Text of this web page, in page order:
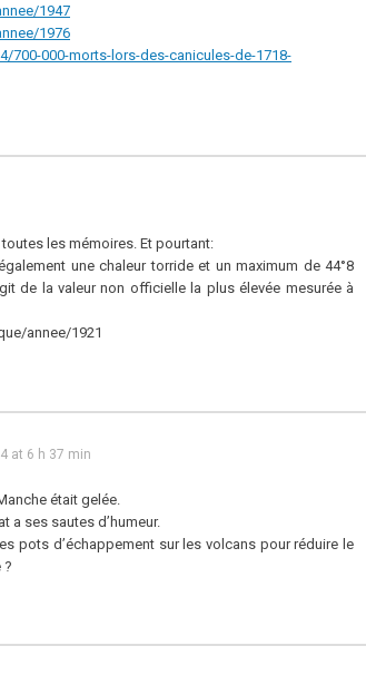
1947
1976
000-morts-lors-des-canicules-de-1718-
les mémoires. Et pourtant:
une chaleur torride et un maximum de 44°8
de la valeur non officielle la plus élevée mesurée à
annee/1921
at 6 h 37 min
était gelée.
a ses sautes d’humeur.
pots d’échappement sur les volcans pour réduire le
?